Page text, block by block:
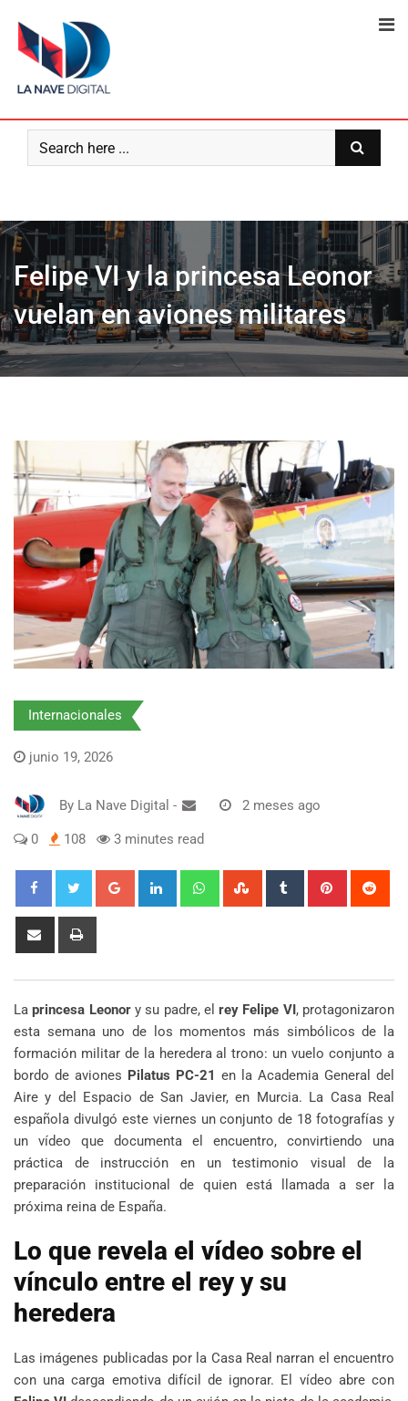
content
Felipe VI y la princesa Leonor
vuelan en aviones militares
Internacionales
junio 19, 2026
By La Nave Digital - 2 meses ago
0 108 3 minutes read
Google+ LinkedIn WhatsappStumbleUpon
Tumblr Pinterest
Share
Laprincesa Leonory su padre, elrey Felipe VI, protagonizaron
esta semana uno de los momentos más simbólicos de la
formación militar de la heredera al trono: un vuelo conjunto a
bordo de aviones Pilatus PC-21 en la Academia General del
Aire y del Espacio de San Javier, en Murcia. La Casa Real
española divulgó este viernes un conjunto de 18 fotografías y
un vídeo que documenta el encuentro, convirtiendo una
práctica de instrucción en un testimonio visual de la
preparación institucional de quien está llamada a ser la
próxima reina de España.
Lo que revela el vídeo sobre el
vínculo entre el rey y su
heredera
Las imágenes publicadas por la Casa Real narran el encuentro
con una carga emotiva difícil de ignorar. El vídeo abre con